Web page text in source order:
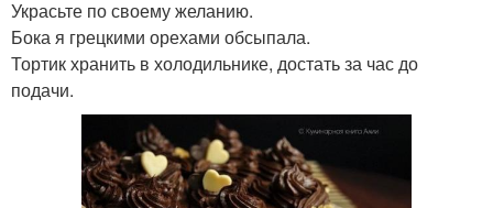
Украсьте по своему желанию.
Бока я грецкими орехами обсыпала.
Тортик хранить в холодильнике, достать за час до
подачи.